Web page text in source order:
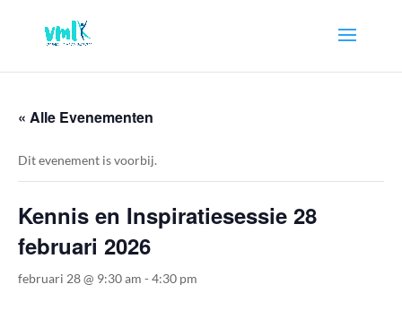
« Alle Evenementen
Dit evenement is voorbij.
Kennis en Inspiratiesessie 28
februari 2026
februari 28 @ 9:30 am - 4:30 pm